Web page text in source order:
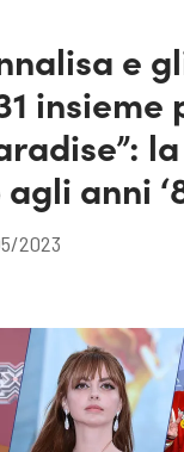
e
insieme
anni
2023